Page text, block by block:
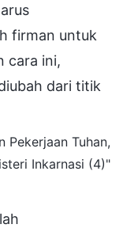
firman untuk
cara ini,
dari titik
Pekerjaan Tuhan,
Inkarnasi (4)"